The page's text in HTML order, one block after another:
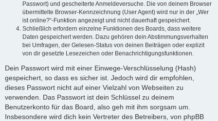
Passwort) und gescheiterte Anmeldeversuche. Die von deinem Browser
übermittelte Browser-Kennzeichnung (User Agent) wird nur in der „Wer
ist online?“-Funktion angezeigt und nicht dauerhaft gespeichert.
Schließlich erfordern einzelne Funktionen des Boards, dass weitere
Daten gespeichert werden. Dazu gehören dein Abstimmungsverhalten
bei Umfragen, der Gelesen-Status von deinen Beiträgen oder explizit
von dir gesetzte Lesezeichen oder Benachrichtigungsfunktionen.
Dein Passwort wird mit einer Einwege-Verschlüsselung (Hash)
gespeichert, so dass es sicher ist. Jedoch wird dir empfohlen,
dieses Passwort nicht auf einer Vielzahl von Webseiten zu
verwenden. Das Passwort ist dein Schlüssel zu deinem
Benutzerkonto für das Board, also geh mit ihm sorgsam um.
Insbesondere wird dich kein Vertreter des Betreibers, von phpBB